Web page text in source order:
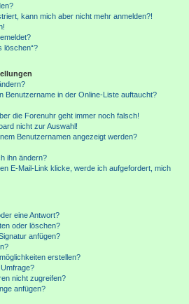
kann mich aber nicht mehr anmelden?!
löschen“?
Benutzername in der Online-Liste auftaucht?
die Forenuhr geht immer noch falsch!
nicht zur Auswahl!
Benutzernamen angezeigt werden?
ihn ändern?
E-Mail-Link klicke, werde ich aufgefordert, mich
eine Antwort?
oder löschen?
anfügen?
erstellen?
nicht zugreifen?
anfügen?